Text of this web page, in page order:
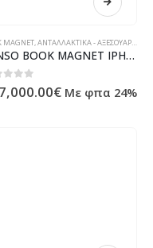
MAGNET,ΑΝΤΑΛΛΑΚΤΙΚΆ - ΑΞΕΣΟΥΆΡ ΥΠΟΛΟΓΙΣΤΏΝ - ΗΛΕΚΤΡΟΝΙΚΆ
SENSO BOOK MAGNET IPHONE 11 PRO MAX (6.5) gold
of 5 € Με φπα 24%